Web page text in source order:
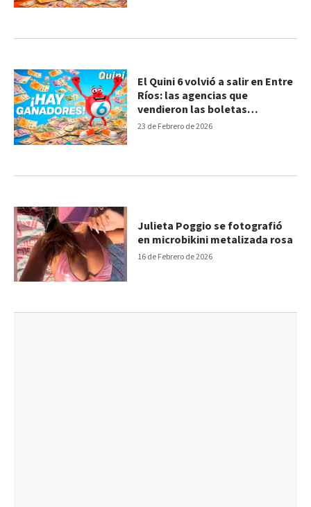
23 de Febrero de 2026
El Quini 6 volvió a salir en Entre
Ríos: las agencias que
vendieron las boletas
ganadoras
16 de Febrero de 2026
Julieta Poggio se fotografió
en microbikini metalizada rosa